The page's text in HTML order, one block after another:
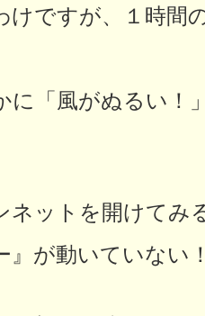
けですが、１時間
に「風がぬるい！
ネットを開けてみ
』が動いていない